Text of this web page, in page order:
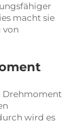
macht sie
von
Drehmoment
wird es